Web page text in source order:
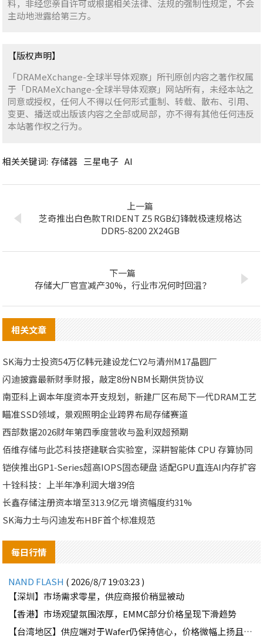
料，非经您亲自许可或根据相关法律、法规的强制性规定，不会
主动地泄露给第三方。
【版权声明】
「DRAMeXchange-全球半导体观察」所刊原创内容之著作权属
于「DRAMeXchange-全球半导体观察」网站所有，未经本站之
同意或授权，任何人不得以任何形式重制、转载、散布、引用、
变更、播送或出版该内容之全部或局部，亦不得有其他任何违反
本站著作权之行为。
相关关键词: 存储器 三星电子 AI
上一篇
芝奇推出白色款TRIDENT Z5 RGB幻锋戟极速规格达
DDR5-8200 2X24GB
下一篇
存储大厂官宣减产30%，行业市况何时回温？
相关文章
SK海力士投资54万亿韩元建设龙仁Y2与清州M17晶圆厂
闪迪披露最新财季财报，敲定8份NBM长期供货协议
南亚科上调本年度资本开支规划，新建厂区布局下一代DRAM工艺
瞄准SSD领域，景观照明企业跨界布局存储赛道
西部数据2026财年第四季度营收与盈利双超预期
佰维存储与此芯科技搭建联合实验室，深耕智能体 CPU 存算协同
铠侠推出GP1‑Series超高IOPS固态硬盘 适配GPU直连AI内存扩容
十铨科技：上半年净利润大增39倍
长鑫存储注册资本增至313.9亿元 增资幅度约31%
SK海力士与闪迪发布HBF首个标准规范
每日行情
NAND FLASH ( 2026/8/7 19:03:23 )
【深圳】市场需求零星，供应商报价稍显被动
【香港】市场观望氛围浓厚，EMMC部分价格呈现下滑趋势
【台湾地区】供应端对于Wafer仍保持信心，价格微幅上扬且惜售态度不变